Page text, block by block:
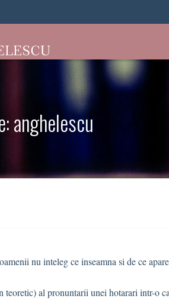
anghelescu
nu inteleg ce inseamna si de ce
teoretic) al pronuntarii unei hotarari intr-o